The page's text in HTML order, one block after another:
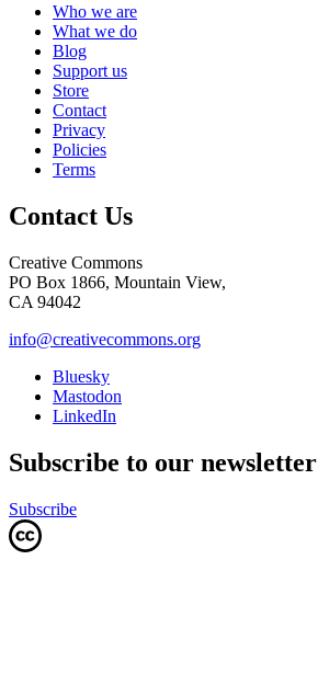
Who we are
What we do
Blog
Support us
Store
Contact
Privacy
Policies
Terms
Contact Us
Creative Commons
PO Box 1866, Mountain View,
CA 94042
info@creativecommons.org
Bluesky
Mastodon
LinkedIn
Subscribe to our newsletter
Subscribe